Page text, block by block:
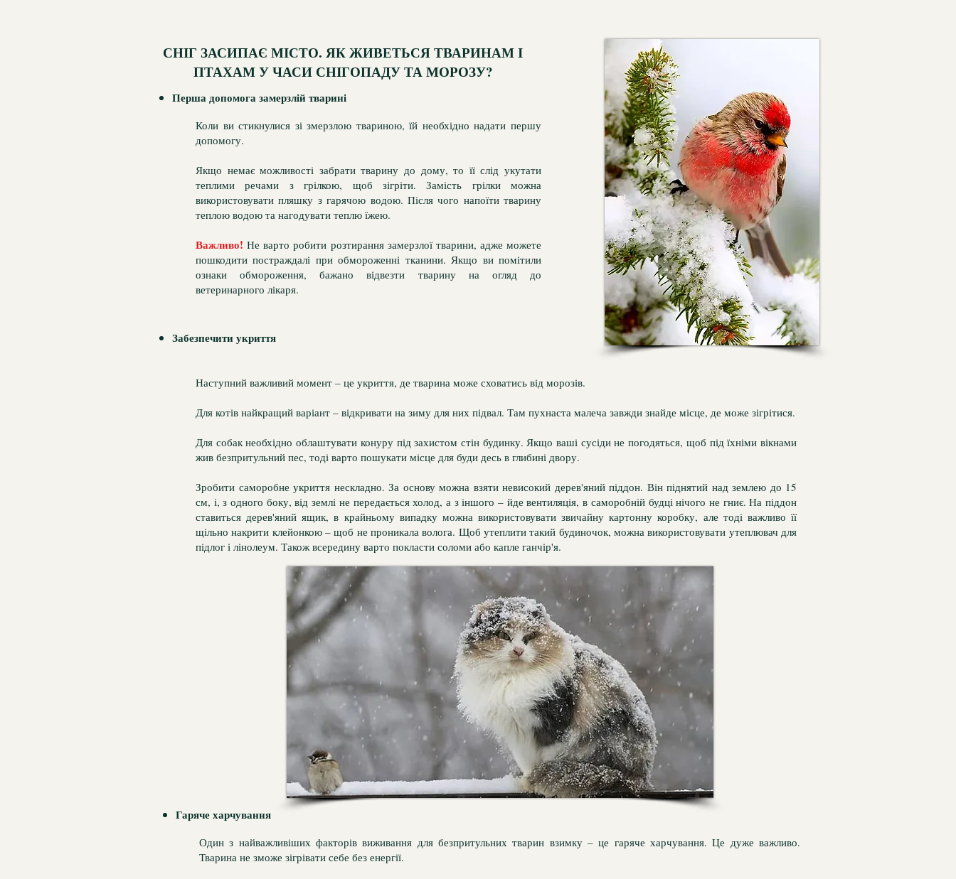
СНІГ ЗАСИПАЄ МІСТО. ЯК ЖИВЕТЬСЯ ТВАРИНАМ І
ПТАХАМ У ЧАСИ СНІГОПАДУ ТА МОРОЗУ?
Перша допомога замерзлій тварині
Коли ви стикнулися зі змерзлою твариною, їй необхідно надати першу
допомогу.
Якщо немає можливості забрати тварину до дому, то її слід укутати
теплими речами з грілкою, щоб зігріти. Замість грілки можна
використовувати пляшку з гарячою водою. Після чого напоїти тварину
теплою водою та нагодувати теплю їжею.
Важливо! Не варто робити розтирання замерзлої тварини, адже можете
пошкодити постраждалі при обмороженні тканини. Якщо ви помітили
ознаки обмороження, бажано відвезти тварину на огляд до
ветеринарного лікаря.
Забезпечити укриття
Наступний важливий момент – це укриття, де тварина може сховатись від морозів.
Для котів найкращий варіант – відкривати на зиму для них підвал. Там пухнаста малеча завжди знайде місце, де може зігрітися.
Для собак необхідно облаштувати конуру під захистом стін будинку. Якщо ваші сусіди не погодяться, щоб під їхніми вікнами
жив безпритульний пес, тоді варто пошукати місце для буди десь в глибині двору.
Зробити саморобне укриття нескладно. За основу можна взяти невисокий дерев'яний піддон. Він піднятий над землею до 15
см, і, з одного боку, від землі не передається холод, а з іншого – йде вентиляція, в саморобній будці нічого не гниє. На піддон
ставиться дерев'яний ящик, в крайньому випадку можна використовувати звичайну картонну коробку, але тоді важливо її
щільно накрити клейонкою – щоб не проникала волога. Щоб утеплити такий будиночок, можна використовувати утеплювач для
підлог і лінолеум. Також всередину варто покласти соломи або капле ганчір'я.
Гаряче харчування
Один з найважливіших факторів виживання для безпритульних тварин взимку – це гаряче харчування. Це дуже важливо.
Тварина не зможе зігрівати себе без енергії.